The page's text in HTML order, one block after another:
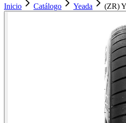
Inicio
Catálogo Yeada (ZR)